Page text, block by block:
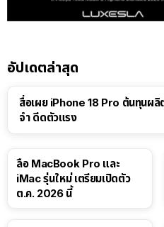
อัปเดตล่าสุด
สื่อเผย iPhone 18 Pro ต้นทุนผลิ
จำ ดีดตัวแรง
ลือ MacBook Pro และ
iMac รุ่นใหม่ เตรียมเปิดตัว
ต.ค. 2026 นี้